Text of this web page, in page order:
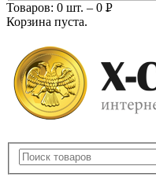
Товаров: 0 шт. – 0 Р
Корзина пуста.